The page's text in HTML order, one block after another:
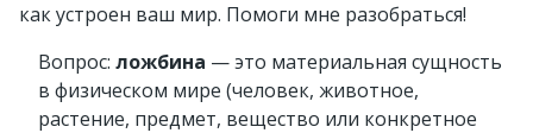
как устроен ваш мир. Помоги мне разобраться!
Вопрос: ложбина — это материальная сущность
в физическом мире (человек, животное,
растение, предмет, вещество или конкретное